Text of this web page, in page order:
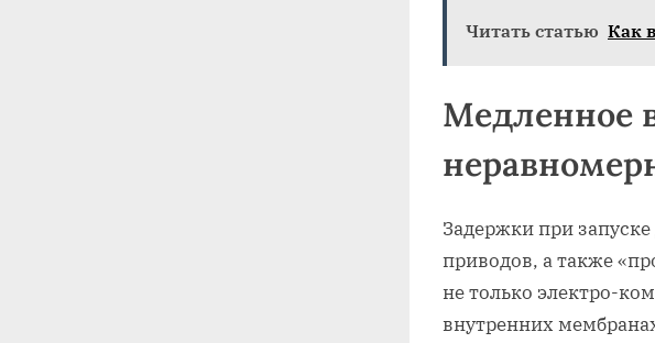
Читать статью Как
Медленное
Задержки при
приводов, а также
не только электро-
внутренних